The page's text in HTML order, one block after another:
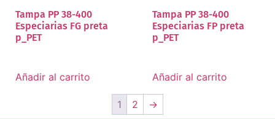
Tampa PP 38-400
Especiarias FG preta
p_PET
Añadir al carrito
Tampa PP 38-400
Especiarias FP preta
p_PET
Añadir al carrito
1 2 →